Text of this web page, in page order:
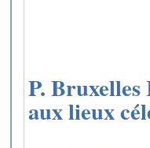
P.
aux lieux